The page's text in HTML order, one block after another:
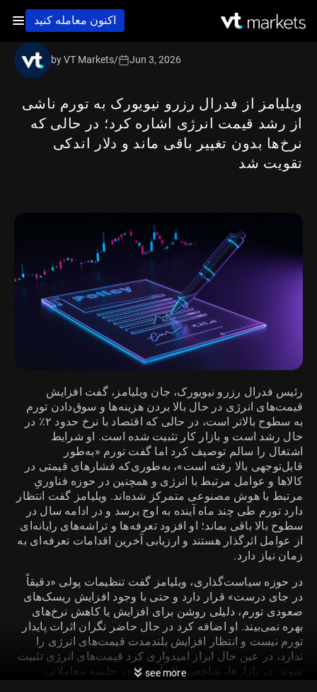
اکنون معامله کنید
ویلیامز از فدرال رزرو نیویورک به تورم ناشی
از رشد قیمت انرژی اشاره کرد؛ در حالی‌ که
نرخ‌ها بدون تغییر باقی ماند و دلار اندکی
تقویت شد
by VT Markets/ Jun 3, 2026
رئیس فدرال رزرو نیویورک، جان ویلیامز، گفت افزایش
قیمت‌های انرژی در حال بالا بردن هزینه‌ها و سوق‌دادن تورم
به سطوح بالاتر است، در حالی که اقتصاد با نرخ حدود ۲٪ در
حال رشد است و بازار کار تثبیت شده است. او شرایط
اشتغال را سالم توصیف کرد اما گفت تورم «به‌طور
قابل‌توجهی بالا رفته است»، به‌طوری‌که فشارهای قیمتی در
کالاها و عوامل مرتبط با انرژی و همچنین در حوزه فناوریِ
مرتبط با هوش مصنوعی متمرکز شده‌اند. ویلیامز گفت انتظار
دارد تورم طی چند ماه آینده به اوج برسد و در ادامه سال در
سطوح بالا باقی بماند؛ او افزود تعرفه‌ها و تراشه‌های رایانه‌ای
از عوامل اثرگذار هستند و ارزیابی آخرین اقدامات تعرفه‌ای به
زمان نیاز دارد.
در حوزه سیاست‌گذاری، ویلیامز گفت تنظیمات پولی «دقیقاً
در جای درست» قرار دارد و حتی با وجود افزایش ریسک‌های
صعودی تورم، دلیلی روشن برای افزایش یا کاهش نرخ‌های
بهره نمی‌بیند. او اضافه کرد در حال حاضر نگران اثرات پایدار
تورم نیست و انتظار افزایش بلندمدت قیمت‌های انرژی را
ندارد، در عین حال ابراز امیدواری کرد قیمت‌های انرژی تثبیت
شوند. در بازارها، شاخص دلار آمریکا در جلسه معاملاتی
see more